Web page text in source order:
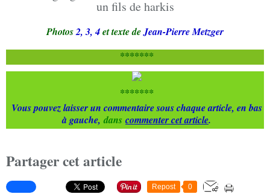
Photos2, 3, 4et textedeJean-Pierre Metzger
*******
*******
Vous pouvez laisser un commentaire sous chaque article, en bas
à gauche, dans commenter cet article.
Partager cet article
Repost 0